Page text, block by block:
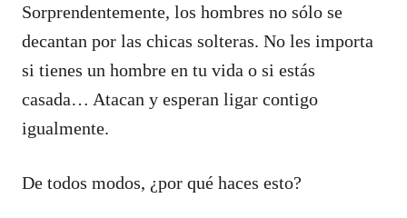
Sorprendentemente, los hombres no sólo se
decantan por las chicas solteras. No les importa
si tienes un hombre en tu vida o si estás
casada… Atacan y esperan ligar contigo
igualmente.
De todos modos, ¿por qué haces esto?